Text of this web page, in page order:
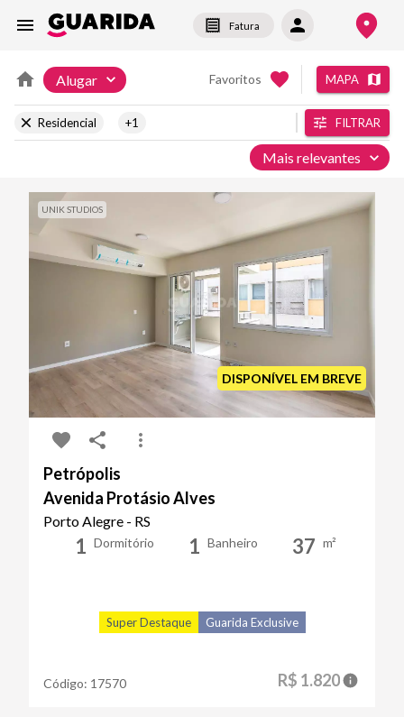
Fatura
Alugar Favoritos MAPA
Residencial +1 FILTRAR
Mais relevantes
UNIK STUDIOS
DISPONÍVEL EM BREVE
Petrópolis
Avenida Protásio Alves
Porto Alegre - RS
1 Dormitório 1 Banheiro 37 m²
Super Destaque Guarida Exclusive
Código: 17570 R$ 1.820